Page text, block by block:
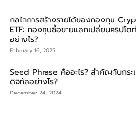
กลไกการสร้างรายได้ของกองทุน
ETF: กองทุนซื้อขายแลกเปลี่ยนคริปโต
อย่างไร?
February 16, 2025
Seed Phrase คืออะไร? สำคัญกับกระ
ดิจิทัลอย่างไร?
December 24, 2024